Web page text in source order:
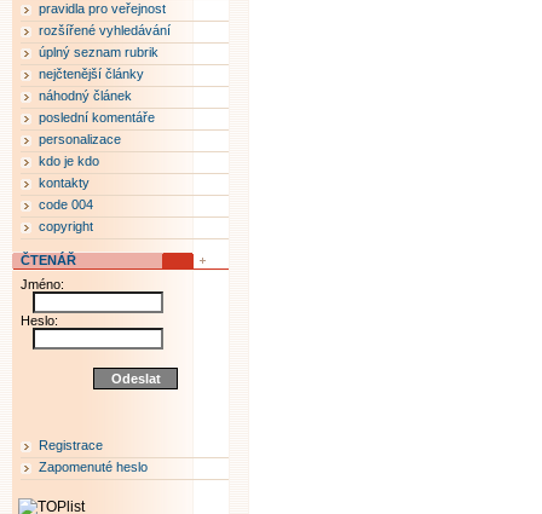
pravidla pro veřejnost
rozšířené vyhledávání
úplný seznam rubrik
nejčtenější články
náhodný článek
poslední komentáře
personalizace
kdo je kdo
kontakty
code 004
copyright
ČTENÁŘ
Jméno:
Heslo:
Registrace
Zapomenuté heslo